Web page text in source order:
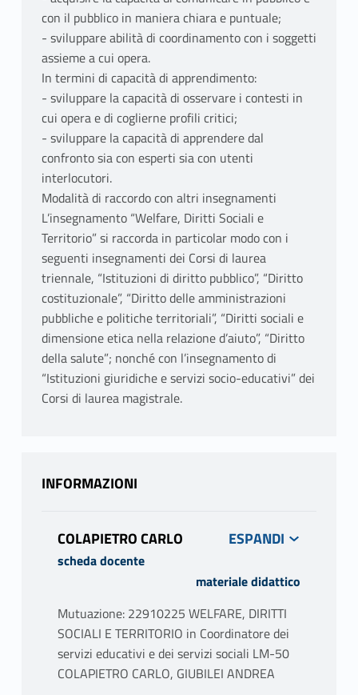
con il pubblico in maniera chiara e puntuale;
- sviluppare abilità di coordinamento con i soggetti
assieme a cui opera.
In termini di capacità di apprendimento:
- sviluppare la capacità di osservare i contesti in
cui opera e di coglierne profili critici;
- sviluppare la capacità di apprendere dal
confronto sia con esperti sia con utenti
interlocutori.
Modalità di raccordo con altri insegnamenti
L’insegnamento “Welfare, Diritti Sociali e
Territorio” si raccorda in particolar modo con i
seguenti insegnamenti dei Corsi di laurea
triennale, “Istituzioni di diritto pubblico”, “Diritto
costituzionale”, “Diritto delle amministrazioni
pubbliche e politiche territoriali”, “Diritti sociali e
dimensione etica nella relazione d’aiuto”, “Diritto
della salute”; nonché con l’insegnamento di
“Istituzioni giuridiche e servizi socio-educativi” dei
Corsi di laurea magistrale.
INFORMAZIONI
COLAPIETRO CARLO
scheda docente
materiale didattico
Mutuazione: 22910225 WELFARE, DIRITTI
SOCIALI E TERRITORIO in Coordinatore dei
servizi educativi e dei servizi sociali LM-50
COLAPIETRO CARLO, GIUBILEI ANDREA